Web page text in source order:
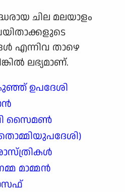
ചില മലയാളം
എന്നിവ താഴെ
ലഭ്യമാണ്.
ഉപദേശി
സൈമണ്‍
മാമ്മന്‍